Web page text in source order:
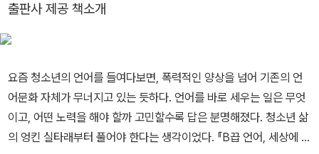
연재도 하게 되었다. 이 모든 변화는 일기 덕이라고 생각한다. 『어른
을 위한 일기 쓰기』는 일기를 잊고 지낸 어른들에게 건네는 초대장이
으로, 어른의 일기를 만드는 일곱 가지 기술을 일상적인 언어로 설명
한다. 이론에 그치지 않고 실행에 옮길 수 있도록 구성한 ‘21일간의
일기 완주 프로젝트’는 이 책의 백미다.한 단어로 하루를 붙잡는 연습
부터 미래를 기록하는 과정까지, 부담 없이 차근차근 따라가다 보면
출판사 제공 책소개
요즘 청소년의 언어를 들여다보면, 폭력적인 양상을 넘어 기존의 언
어문화 자체가 무너지고 있는 듯하다. 언어를 바로 세우는 일은 무엇
이고, 어떤 노력을 해야 할까 고민할수록 답은 분명해졌다. 청소년 삶
의 엉킨 실타래부터 풀어야 한다는 생각이었다. 『B끕 언어, 세상에 태